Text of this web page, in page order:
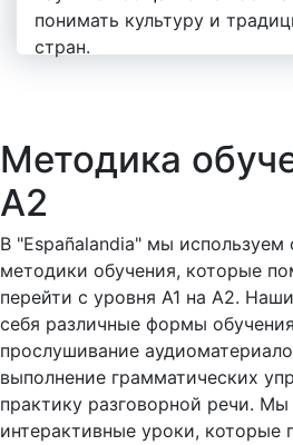
понимать культуру и
стран.
Методика
А2
В "Españalandia" мы используем
методики обучения, которые
перейти с уровня A1 на A2.
себя различные формы
прослушивание
выполнение грамматических
практику разговорной речи. Мы
интерактивные уроки, которые